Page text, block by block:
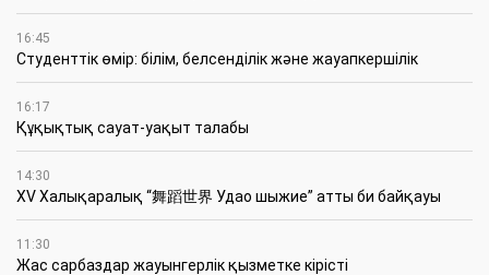
16:45
Студенттік өмір: білім, белсенділік және жауапкершілік
16:17
Құқықтық сауат-уақыт талабы
14:30
XV Халықаралық “舞蹈世界 Удао шыжие” атты би байқауы
11:30
Жас сарбаздар жауынгерлік қызметке кірісті